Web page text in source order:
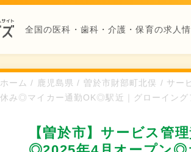
全国の医科・歯科・介護・保育の求人
ホーム / 鹿児島県 / 曽於市財部町北俣 / サ
休み◎マイカー通勤OK◎駅近｜グローイング
【曽於市】サービス管